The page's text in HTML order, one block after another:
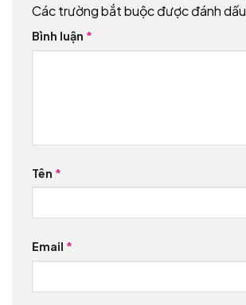
Các trường bắt buộc được đánh dấu
Bình luận *
Tên *
Email *